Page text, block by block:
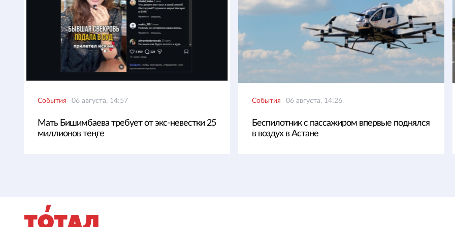
События 06 августа, 14:57
Мать Бишимбаева требует от экс-невестки 25
миллионов теңге
События 06 августа, 14:26
Беспилотник с пассажиром впервые поднялся
в воздух в Астане